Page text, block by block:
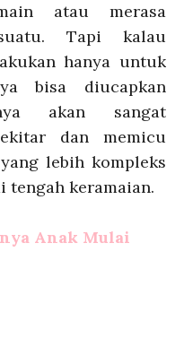
atau merasa
Tapi kalau
hanya untuk
bisa diucapkan
akan sangat
dan memicu
lebih kompleks
tengah keramaian.
Anak Mulai